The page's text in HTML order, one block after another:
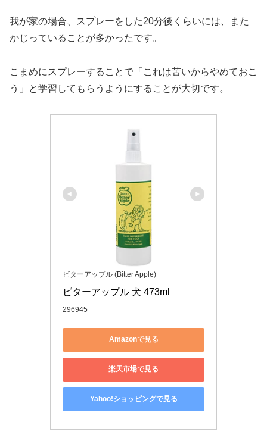
我が家の場合、スプレーをした20分後くらいには、また
かじっていることが多かったです。
こまめにスプレーすることで「これは苦いからやめておこ
う」と学習してもらうようにすることが大切です。
ビターアップル (Bitter Apple)
ビターアップル 犬 473ml
296945
Amazonで見る
楽天市場で見る
Yahoo!ショッピングで見る